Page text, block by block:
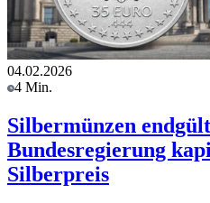
04.02.2026
4 Min.
Silbermünzen
Bundesregierung
Silberpreis